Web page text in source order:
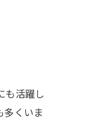
も活躍し
多くいま